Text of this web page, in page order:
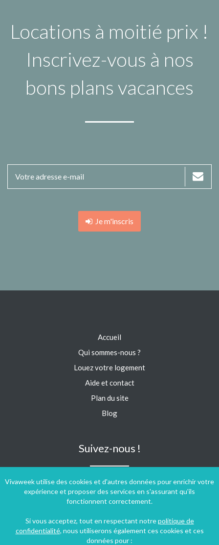
Locations à moitié prix !
Inscrivez-vous à nos
bons plans vacances
Je m'inscris
Vivaweek utilise des cookies et d'autres données pour enrichir votre
expérience et proposer des services en s'assurant qu'ils
fonctionnent correctement.
Si vous acceptez, tout en respectant notrepolitique de
confidentialité, nous utiliserons également ces cookies et ces
données pour :
Accueil
Qui sommes-nous ?
Louez votre logement
Aide et contact
Plan du site
Blog
Suivez-nous !